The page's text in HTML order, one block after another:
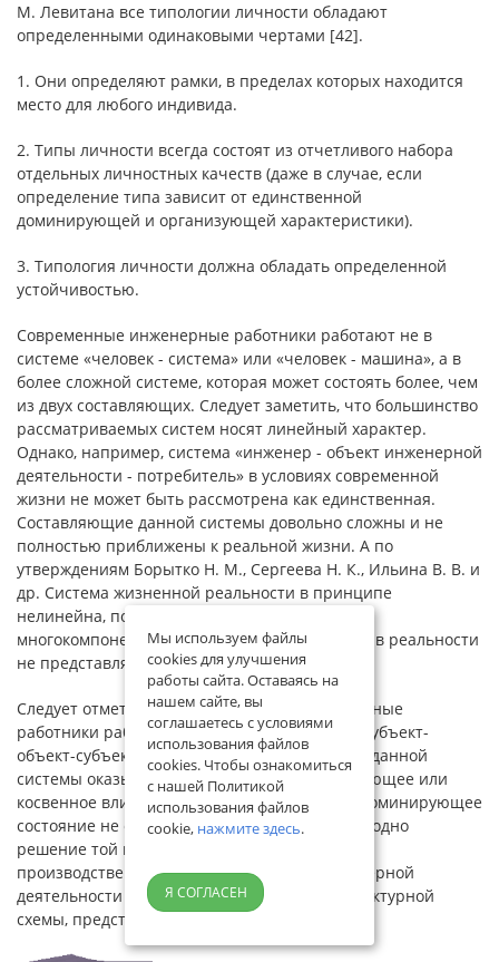
М. Левитана все типологии личности обладают
определенными одинаковыми чертами [42].
1. Они определяют рамки, в пределах которых находится
место для любого индивида.
2. Типы личности всегда состоят из отчетливого набора
отдельных личностных качеств (даже в случае, если
определение типа зависит от единственной
доминирующей и организующей характеристики).
3. Типология личности должна обладать определенной
устойчивостью.
Современные инженерные работники работают не в
системе «человек - система» или «человек - машина», а в
более сложной системе, которая может состоять более, чем
из двух составляющих. Следует заметить, что большинство
рассматриваемых систем носят линейный характер.
Однако, например, система «инженер - объект инженерной
деятельности - потребитель» в условиях современной
жизни не может быть рассмотрена как единственная.
Составляющие данной системы довольно сложны и не
полностью приближены к реальной жизни. А по
утверждениям Борытко Н. М., Сергеева Н. К., Ильина В. В. и
др. Система жизненной реальности в принципе
нелинейна, поэтому применение сложных
многокомпонентных систем в линейном виде в реальности
не представляется целесообразным [16].
Следует отметить, что современные инженерные
работники работают чаще всего в системе «субъект-
объект-субъект». Причем, все составляющие данной
системы оказывают определенное доминирующее или
косвенное влияние друг на друга. При этом доминирующее
состояние не означает, что существует лишь одно
решение той или иной профессионально-
производственной ситуации. Систему инженерной
деятельности можно рассмотреть в виде структурной
схемы, представленной на рисунке 1.
Мы используем файлы
cookies для улучшения
работы сайта. Оставаясь на
нашем сайте, вы
соглашаетесь с условиями
использования файлов
cookies. Чтобы ознакомиться
с нашей Политикой
использования файлов
cookie, нажмите здесь.
Я СОГЛАСЕН